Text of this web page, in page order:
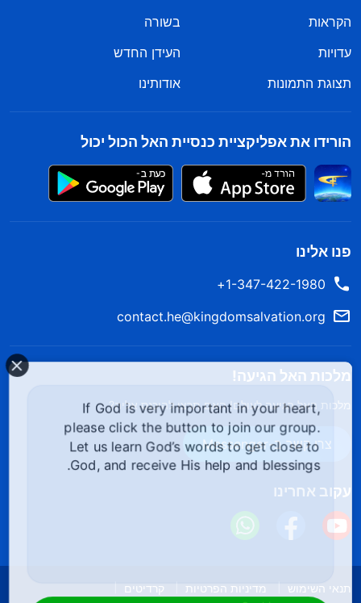
הקראות
בשורה
עדויות
העידן החדש
תצוגת התמונות
אודותינו
הורידו את אפליקציית כנסיית האל הכול יכול
פנו אלינו
1-347-422-1980+
contact.he@kingdomsalvation.org
מלכות האל הגיעה!
מלכות האל הגיעה לעולם! האם תרצו להיכנס אליה?
צרו קשר ב-Messenger
עקוב אחרינו
תנאי השימוש מדיניות הפרטיות
קרדיטים
If God is very important in your heart,
please click the button to join our group.
Let us learn God’s words to get close to
God, and receive His help and blessings.